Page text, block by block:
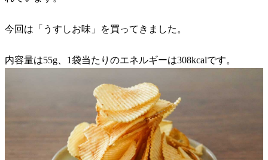
今回は「うすしお味」を買ってきました。
内容量は55g、1袋当たりのエネルギーは308kcalです。